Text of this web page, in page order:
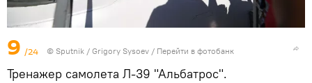
9 /24 © Sputnik / Grigory Sysoev / Перейти в фотобанк
Тренажер самолета Л-39 "Альбатрос".